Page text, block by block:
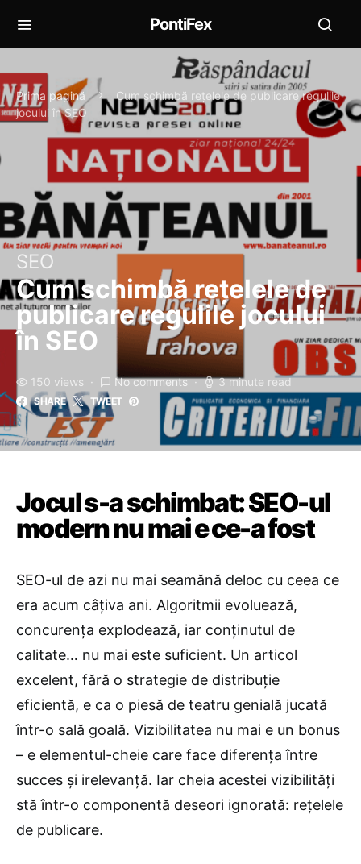
PontiFex
Prima pagină
Cum schimbă rețelele de publicare regulile
jocului în SEO
SEO
Cum schimbă rețelele de
publicare regulile jocului
în SEO
150 views No comments 3 minute read
SHARE TWEET
Jocul s-a schimbat: SEO-ul
modern nu mai e ce-a fost
SEO-ul de azi nu mai seamănă deloc cu ceea ce
era acum câțiva ani. Algoritmii evoluează,
concurența explodează, iar conținutul de
calitate… nu mai este suficient. Un articol
excelent, fără o strategie de distribuție
eficientă, e ca o piesă de teatru genială jucată
într-o sală goală. Vizibilitatea nu mai e un bonus
– e elementul-cheie care face diferența între
succes și irelevanță. Iar cheia acestei vizibilități
stă într-o componentă deseori ignorată: rețelele
de publicare.